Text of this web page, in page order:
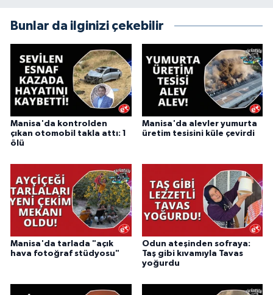
Bunlar da ilginizi çekebilir
Manisa'da kontrolden
çıkan otomobil takla attı: 1
ölü
Manisa'da alevler yumurta
üretim tesisini küle çevirdi
Manisa'da tarlada "açık
hava fotoğraf stüdyosu"
Odun ateşinden sofraya:
Taş gibi kıvamıyla Tavas
yoğurdu